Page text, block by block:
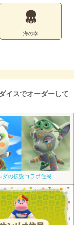
海の幸
イスでオーダーして
ダの伝説コラボ住民